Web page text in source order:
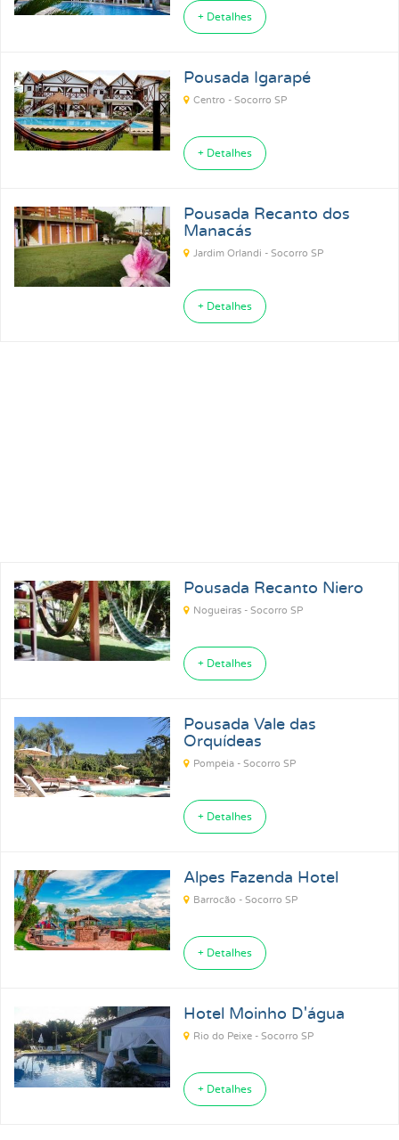
+ Detalhes
Pousada Igarapé
Centro - Socorro SP
+ Detalhes
Pousada Recanto dos
Manacás
Jardim Orlandi - Socorro SP
+ Detalhes
Pousada Recanto Niero
Nogueiras - Socorro SP
+ Detalhes
Pousada Vale das
Orquídeas
Pompéia - Socorro SP
+ Detalhes
Alpes Fazenda Hotel
Barrocão - Socorro SP
+ Detalhes
Hotel Moinho D'água
Rio do Peixe - Socorro SP
+ Detalhes